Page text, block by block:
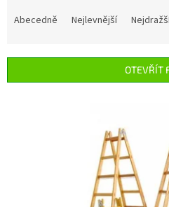
í
Abecedně Nejlevnější
OTEVŘÍT